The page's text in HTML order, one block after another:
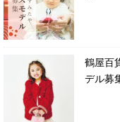
鶴屋百
デル募